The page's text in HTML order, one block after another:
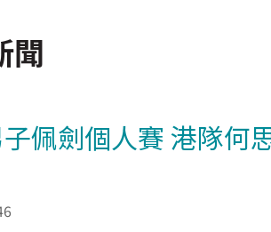
聞
佩劍個人賽 港隊何